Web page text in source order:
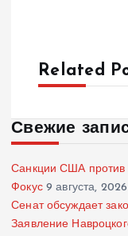
Related
Свежие
Санкции США против
Фокус 9 августа, 2026
Сенат обсуждает
Заявление